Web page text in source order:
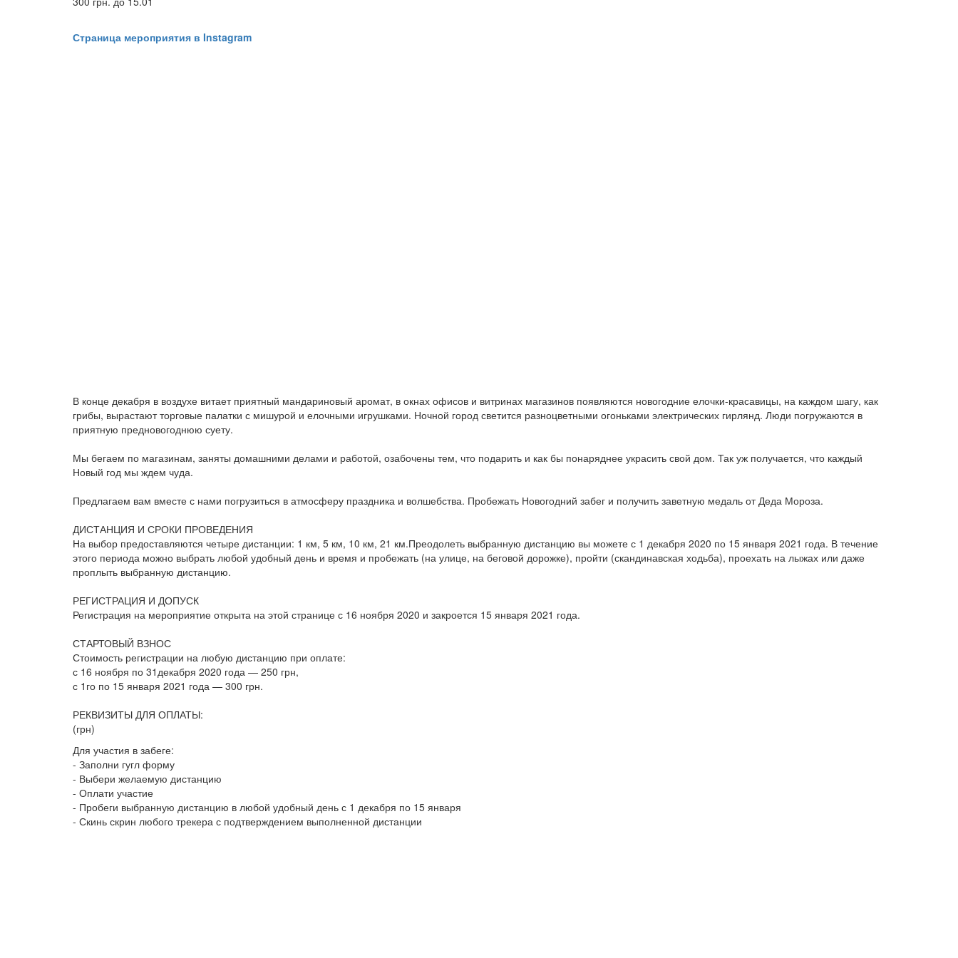
Страница мероприятия в Instagram
В конце декабря в воздухе витает приятный мандариновый аромат, в окнах офисов и витринах магазинов появляются новогодние елочки-красавицы, на каждом шагу, как
грибы, вырастают торговые палатки с мишурой и елочными игрушками. Ночной город светится разноцветными огоньками электрических гирлянд. Люди погружаются в
приятную предновогоднюю суету.
Мы бегаем по магазинам, заняты домашними делами и работой, озабочены тем, что подарить и как бы понаряднее украсить свой дом. Так уж получается, что каждый
Новый год мы ждем чуда.
Предлагаем вам вместе с нами погрузиться в атмосферу праздника и волшебства. Пробежать Новогодний забег и получить заветную медаль от Деда Мороза.
ДИСТАНЦИЯ И СРОКИ ПРОВЕДЕНИЯ
На выбор предоставляются четыре дистанции: 1 км, 5 км, 10 км, 21 км.Преодолеть выбранную дистанцию вы можете с 1 декабря 2020 по 15 января 2021 года. В течение
этого периода можно выбрать любой удобный день и время и пробежать (на улице, на беговой дорожке), пройти (скандинавская ходьба), проехать на лыжах или даже
проплыть выбранную дистанцию.
РЕГИСТРАЦИЯ И ДОПУСК
Регистрация на мероприятие открыта на этой странице с 16 ноября 2020 и закроется 15 января 2021 года.
СТАРТОВЫЙ ВЗНОС
Стоимость регистрации на любую дистанцию при оплате:
с 16 ноября по 31декабря 2020 года — 250 грн,
с 1го по 15 января 2021 года — 300 грн.
РЕКВИЗИТЫ ДЛЯ ОПЛАТЫ:
(грн)
Для участия в забеге:
- Заполни гугл форму
- Выбери желаемую дистанцию
- Оплати участие
- Пробеги выбранную дистанцию в любой удобный день с 1 декабря по 15 января
- Скинь скрин любого трекера с подтверждением выполненной дистанции